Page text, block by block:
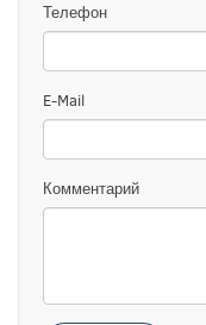
Телефон
E-Mail
Комментарий